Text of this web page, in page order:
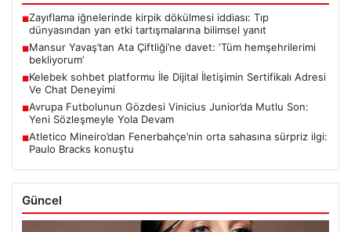
■Zayıflama iğnelerinde kirpik dökülmesi iddiası: Tıp
dünyasından yan etki tartışmalarına bilimsel yanıt
■Mansur Yavaş’tan Ata Çiftliği’ne davet: ‘Tüm hemşehrilerimi
bekliyorum’
■Kelebek sohbet platformu İle Dijital İletişimin Sertifikalı Adresi
Ve Chat Deneyimi
■Avrupa Futbolunun Gözdesi Vinicius Junior’da Mutlu Son:
Yeni Sözleşmeyle Yola Devam
■Atletico Mineiro’dan Fenerbahçe’nin orta sahasına sürpriz ilgi:
Paulo Bracks konuştu
Güncel